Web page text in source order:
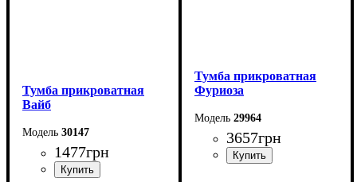
Тумба прикроватная
Вайб
30147
1477грн
Тумба прикроватная
Фуриоза
29964
3657грн